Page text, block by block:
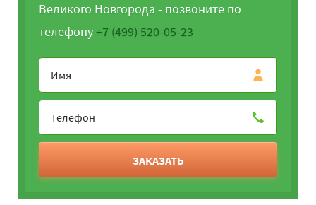
Великого Новгорода - позвоните по
телефону+7 (499) 520-05-23
ЗАКАЗАТЬ